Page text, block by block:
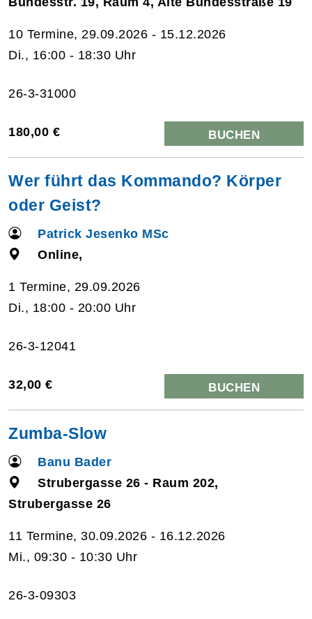
10 Termine, 29.09.2026 - 15.12.2026
Di., 16:00 - 18:30 Uhr
26-3-31000
180,00 € BUCHEN
Wer führt das Kommando? Körper
oder Geist?
Patrick Jesenko MSc
Online,
1 Termine, 29.09.2026
Di., 18:00 - 20:00 Uhr
26-3-12041
32,00 € BUCHEN
Zumba-Slow
Banu Bader
Strubergasse 26 - Raum 202,
Strubergasse 26
11 Termine, 30.09.2026 - 16.12.2026
Mi., 09:30 - 10:30 Uhr
26-3-09303